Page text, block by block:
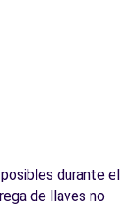
durante el
de llaves no